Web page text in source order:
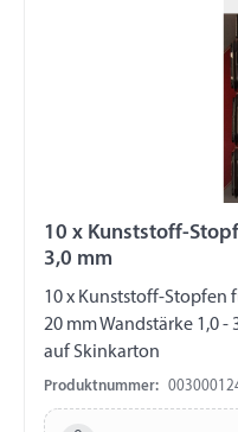
10 x Kunststoff-
3,0 mm
10 x Kunststoff-Stopfen für Vierkantrohr Außenmaß 30 x
20 mm Wandstärke 1,0 -
auf Skinkarton
Produktnummer: